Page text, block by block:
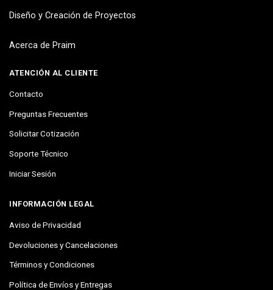
Diseño y Creación de Proyectos
Acerca de Praim
ATENCIÓN AL CLIENTE
Contacto
Preguntas Frecuentes
Solicitar Cotización
Soporte Técnico
Iniciar Sesión
INFORMACIÓN LEGAL
Aviso de Privacidad
Devoluciones y Cancelaciones
Términos y Condiciones
Política de Envíos y Entregas